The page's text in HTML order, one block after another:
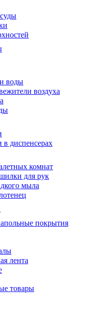
воды
воздуха
диспенсерах
комнат
для рук
мыла
покрытия
лента
товары